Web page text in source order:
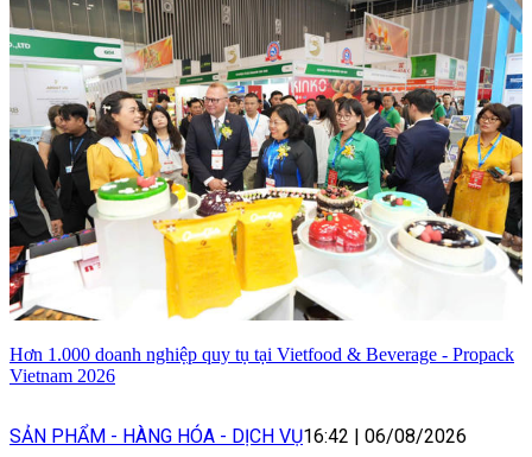
Hơn 1.000 doanh nghiệp quy tụ tại Vietfood & Beverage - Propack
Vietnam 2026
SẢN PHẨM - HÀNG HÓA - DỊCH VỤ16:42 06/08/2026